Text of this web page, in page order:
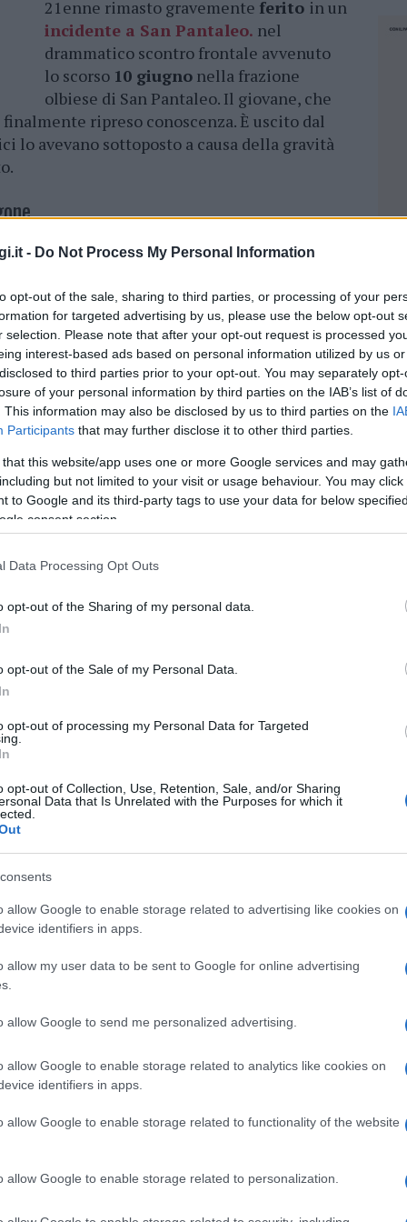
- Do Not Process My Personal Information
opt-out of the sale, sharing to third parties, or processing of your
for targeted advertising by us, please use the below opt-out
selection. Please note that after your opt-out request is processed
interest-based ads based on personal information utilized by us
to third parties prior to your opt-out. You may separately
of your personal information by third parties on the IAB’s list of
This information may also be disclosed by us to third parties on the
Participants that may further disclose it to other third parties.
that this website/app uses one or more Google services and may
but not limited to your visit or usage behaviour. You may
to Google and its third-party tags to use your data for below
consent section.
Data Processing Opt Outs
opt-out of the Sharing of my personal data.
opt-out of the Sale of my Personal Data.
opt-out of processing my Personal Data for Targeted
opt-out of Collection, Use, Retention, Sale, and/or Sharing
Data that Is Unrelated with the Purposes for which it
allow Google to enable storage related to advertising like cookies on
identifiers in apps.
allow my user data to be sent to Google for online advertising
allow Google to send me personalized advertising.
allow Google to enable storage related to analytics like cookies on
identifiers in apps.
allow Google to enable storage related to functionality of the website
allow Google to enable storage related to personalization.
21enne rimasto gravemente ferito in un
incidente a San Pantaleo. nel
drammatico scontro frontale avvenuto
lo scorso 10 giugno nella frazione
olbiese di San Pantaleo. Il giovane, che
ripreso conoscenza. È uscito dal
lo avevano sottoposto a causa della gravità
consumatointorno alle 13, quando lamoto
violentemente contro un
erano apparse critiche, tanto da richiedere
del 118. Poi era arrivati il trasferimento
Santissima Annunziata di Sassari.
ilconducente del furgone, trasportato in
Giovanni Paolo II di Olbia. Mentre i
stati affidati ai vigili del fuoco e alla
ricovero nel reparto diTerapia intensiva,
ha avviato la procedura per il lento
reagito positivamente agli stimoli,
i propri familiari
a una serie di
funzioni cerebrali e la memoria, esami che il
rassicurando medici e parenti.
è in netta e costante fase di
iniziale, Alessandro ha riportato alcune
è stato senza dubbio il tanto
, che in queste settimane non ha mai smesso
fiducia la sua completa guarigione. La notizia
giro della comunità di Olbia e della Gallura,
ai tantissimi amici che, stretti nel dolore
di fare il tifo per lui e che oggi gli augurano
cliccandoqui
nella sezioneLogindal menù del sito o